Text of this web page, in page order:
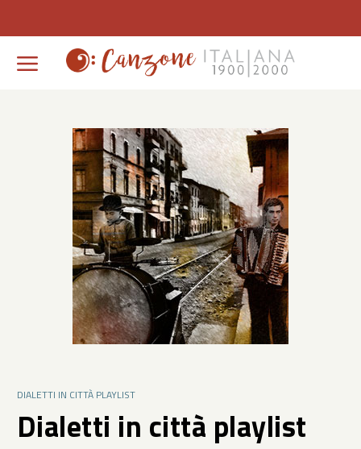
DIALETTI IN CITTÀ PLAYLIST
Dialetti in città playlist